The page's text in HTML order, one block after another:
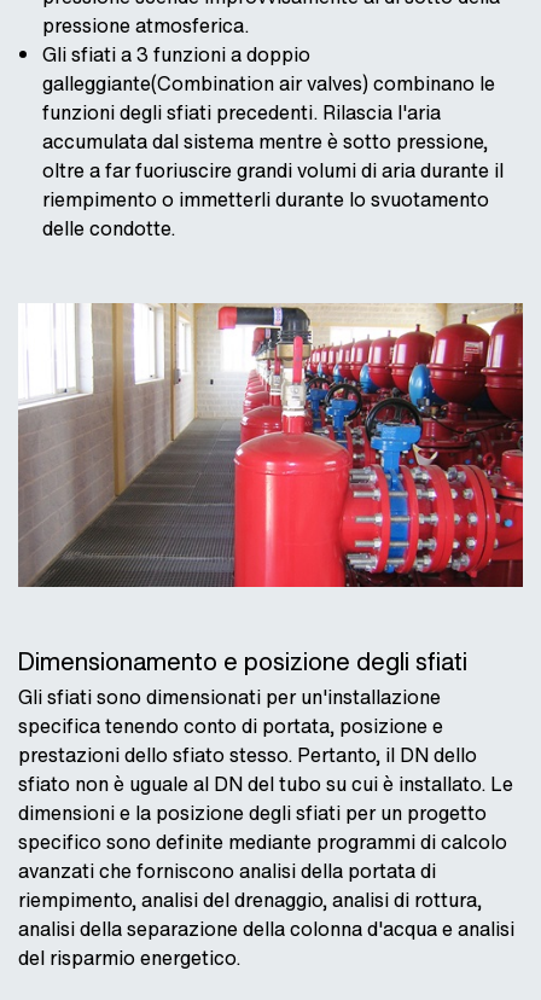
pressione atmosferica.
Gli sfiati a 3 funzioni a doppio
galleggiante(Combination air valves) combinano le
funzioni degli sfiati precedenti. Rilascia l'aria
accumulata dal sistema mentre è sotto pressione,
oltre a far fuoriuscire grandi volumi di aria durante il
riempimento o immetterli durante lo svuotamento
delle condotte.
Dimensionamento e posizione degli sfiati
Gli sfiati sono dimensionati per un'installazione
specifica tenendo conto di portata, posizione e
prestazioni dello sfiato stesso. Pertanto, il DN dello
sfiato non è uguale al DN del tubo su cui è installato. Le
dimensioni e la posizione degli sfiati per un progetto
specifico sono definite mediante programmi di calcolo
avanzati che forniscono analisi della portata di
riempimento, analisi del drenaggio, analisi di rottura,
analisi della separazione della colonna d'acqua e analisi
del risparmio energetico.